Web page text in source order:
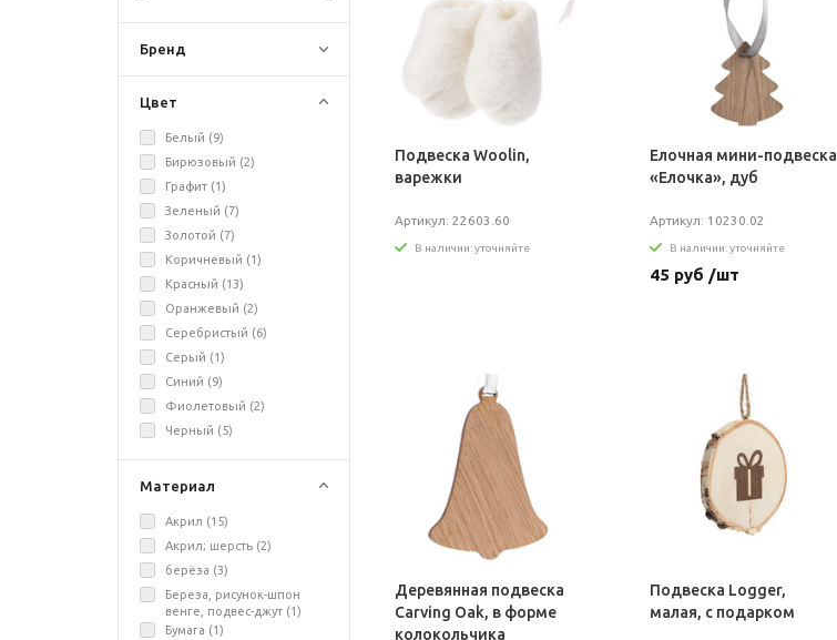
Бренд
Цвет
Белый (9)
Бирюзовый (2)
Графит (1)
Зеленый (7)
Золотой (7)
Коричневый (1)
Красный (13)
Оранжевый (2)
Серебристый (6)
Серый (1)
Синий (9)
Фиолетовый (2)
Черный (5)
Материал
Акрил (15)
Акрил; шерсть (2)
берёза (3)
Береза, рисунок-шпон
венге, подвес-джут (1)
Бумага (1)
Подвеска Woolin,
варежки
Артикул: 22603.60
В наличии: уточняйте
Елочная мини-подвеска
«Елочка», дуб
Артикул: 10230.02
В наличии: уточняйте
45 руб /шт
Деревянная подвеска
Carving Oak, в форме
колокольчика
Подвеска Logger,
малая, с подарком